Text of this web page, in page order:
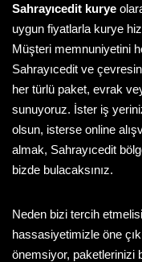
Sahrayıcedit kurye
uygun fiyatlarla kurye
Müşteri memnuniyetini
Sahrayıcedit ve
her türlü paket, evrak
sunuyoruz. İster iş
olsun, isterse online
almak, Sahrayıcedit
bizde bulacaksınız.
Neden bizi tercih
hassasiyetimizle öne
önemsiyor, paketlerinizi